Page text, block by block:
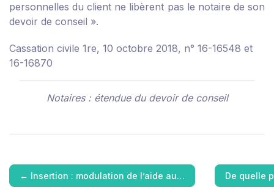
personnelles du client ne libèrent pas le notaire de son
devoir de conseil ».
Cassation civile 1re, 10 octobre 2018, n° 16-16548 et
16-16870
Notaires : étendue du devoir de conseil
← Insertion : modulation de l’aide au… De quelle